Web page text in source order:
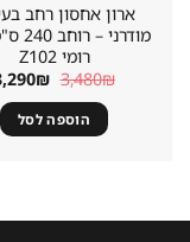
ארון אחסון רחב
רומי Z102
3,480₪ המחיר
המקורי
היה:
3,480₪.
₪
הוספה לסל